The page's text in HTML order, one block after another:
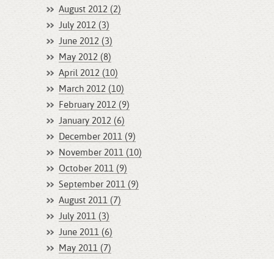
August 2012 (2)
July 2012 (3)
June 2012 (3)
May 2012 (8)
April 2012 (10)
March 2012 (10)
February 2012 (9)
January 2012 (6)
December 2011 (9)
November 2011 (10)
October 2011 (9)
September 2011 (9)
August 2011 (7)
July 2011 (3)
June 2011 (6)
May 2011 (7)